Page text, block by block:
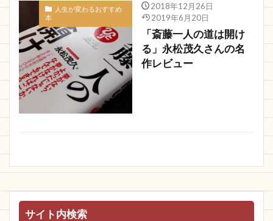
人生が変わるおすすめ
本
2018年12月26日
2019年6月20日
「斎藤一人の道は開け
る」永松茂久さんの名
作レビュー
サイト内検索